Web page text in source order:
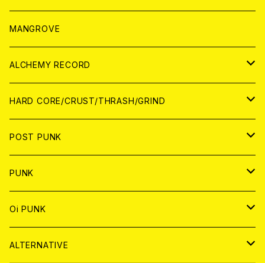
WORLD
アパレル
PATCH
アナログ
DIGITAL CONTENTS
MANGROVE
ALCHEMY RECORD
CD
ANALOG
HARD CORE/CRUST/THRASH/GRIND
JAPAN
CD
ANALOG
WORLD
CD
ANALOG
POST PUNK
CD
JAPAN
WORLD
ANALOG
JAPAN
PUNK
JAPAN
CD
WORLD
Oi PUNK
JAPAN
ALTERNATIVE